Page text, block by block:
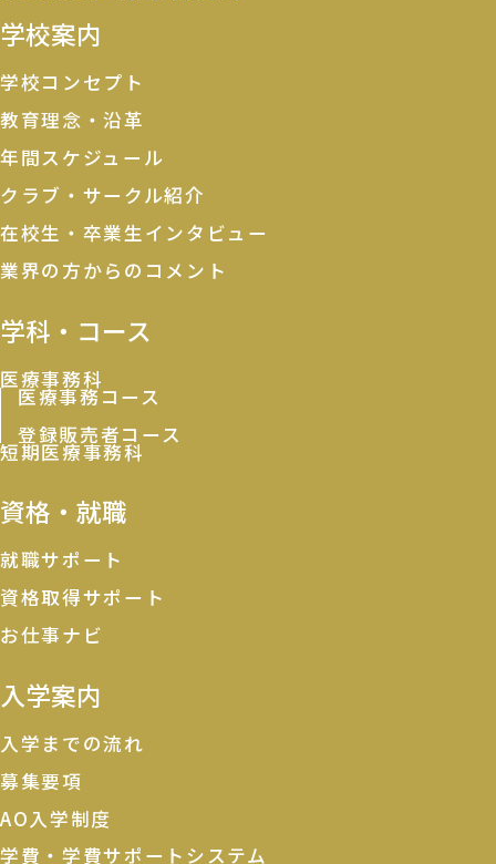
学校案内
学校コンセプト
教育理念・沿革
年間スケジュール
クラブ・サークル紹介
在校生・卒業生インタビュー
業界の方からのコメント
学科・コース
医療事務科
医療事務コース
登録販売者コース
短期医療事務科
資格・就職
就職サポート
資格取得サポート
お仕事ナビ
入学案内
入学までの流れ
募集要項
AO入学制度
学費・学費サポートシステム